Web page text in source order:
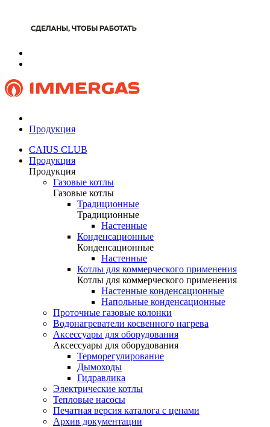
Продукция
CAIUS CLUB
Продукция
Продукция
Газовые котлы
Газовые котлы
Традиционные
Традиционные
Настенные
Конденсационные
Конденсационные
Настенные
Котлы для коммерческого применения
Котлы для коммерческого применения
Настенные конденсационные
Напольные конденсационные
Проточные газовые колонки
Водонагреватели косвенного нагрева
Аксессуары для оборудования
Аксессуары для оборудования
Терморегулирование
Дымоходы
Гидравлика
Электрические котлы
Тепловые насосы
Печатная версия каталога с ценами
Архив документации